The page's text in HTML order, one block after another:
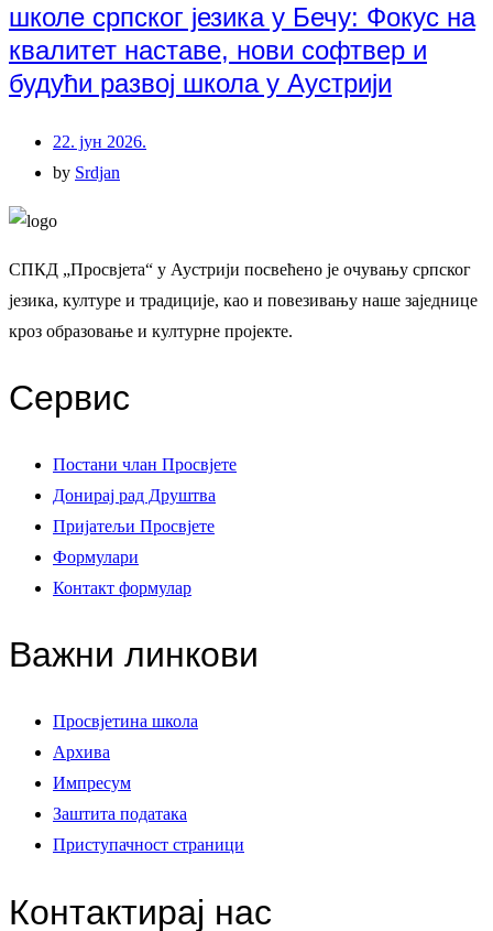
школе српског језика у Бечу: Фокус на
квалитет наставе, нови софтвер и
будући развој школа у Аустрији
22. јун 2026.
by Srdjan
СПКД „Просвјета“ у Аустрији посвећено је очувању српског
језика, културе и традиције, као и повезивању наше заједнице
кроз образовање и културне пројекте.
Сервис
Постани члан Просвјете
Донирај рад Друштва
Пријатељи Просвјете
Формулари
Контакт формулар
Важни линкови
Просвјетина школа
Архива
Импресум
Заштита података
Приступачност страници
Контактирај нас